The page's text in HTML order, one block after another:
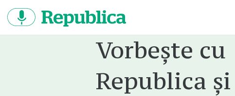
continut
Vorbește cu
Republica